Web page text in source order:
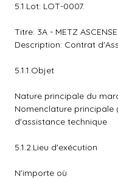
5.1.Lot: LOT-0007.
Titre: 3A - METZ
Description: Contrat
5.1.1.Objet
Nature principale du
Nomenclature principale
d'assistance technique
5.1.2.Lieu d'exécution
N'importe où